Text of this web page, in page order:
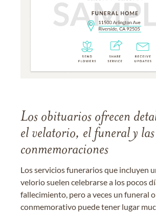
Los obituarios ofrecen
el velatorio, el funeral y las
conmemoraciones
Los servicios funerarios que incluyen
velorio suelen celebrarse a los pocos
fallecimiento, pero a veces un funeral
conmemorativo puede tener lugar